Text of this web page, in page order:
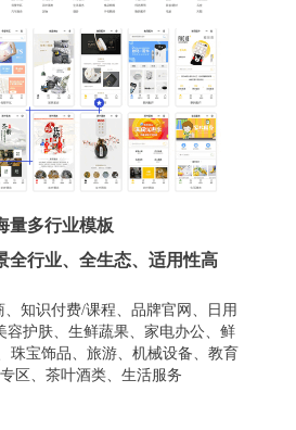
量多行业模板
全行业、全生态、适用性高
知识付费/课程、品牌官网、日用
容护肤、生鲜蔬果、家电办公、鲜
珠宝饰品、旅游、机械设备、教育
区、茶叶酒类、生活服务